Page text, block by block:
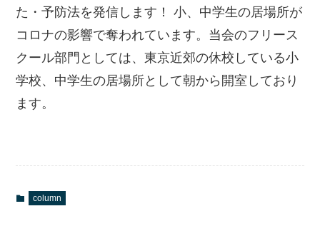
た・予防法を発信します！ 小、中学生の居場所が
コロナの影響で奪われています。当会のフリース
クール部門としては、東京近郊の休校している小
学校、中学生の居場所として朝から開室しており
ます。
column